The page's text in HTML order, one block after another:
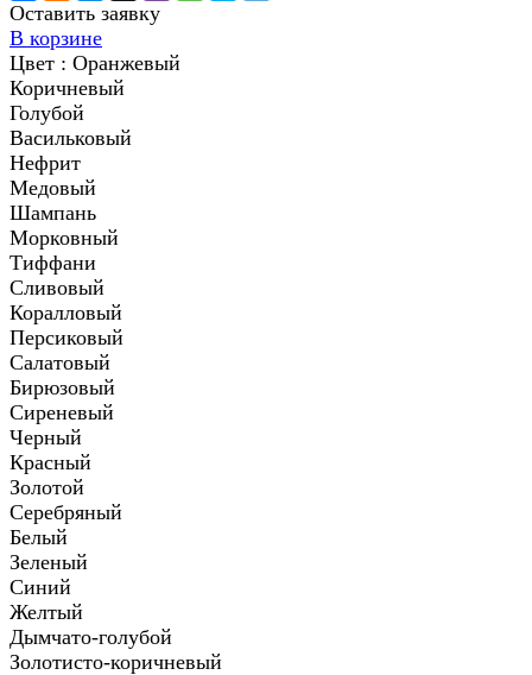
Оставить заявку
В корзине
Цвет : Оранжевый
Коричневый
Голубой
Васильковый
Нефрит
Медовый
Шампань
Морковный
Тиффани
Сливовый
Коралловый
Персиковый
Салатовый
Бирюзовый
Сиреневый
Черный
Красный
Золотой
Серебряный
Белый
Зеленый
Синий
Желтый
Дымчато-голубой
Золотисто-коричневый